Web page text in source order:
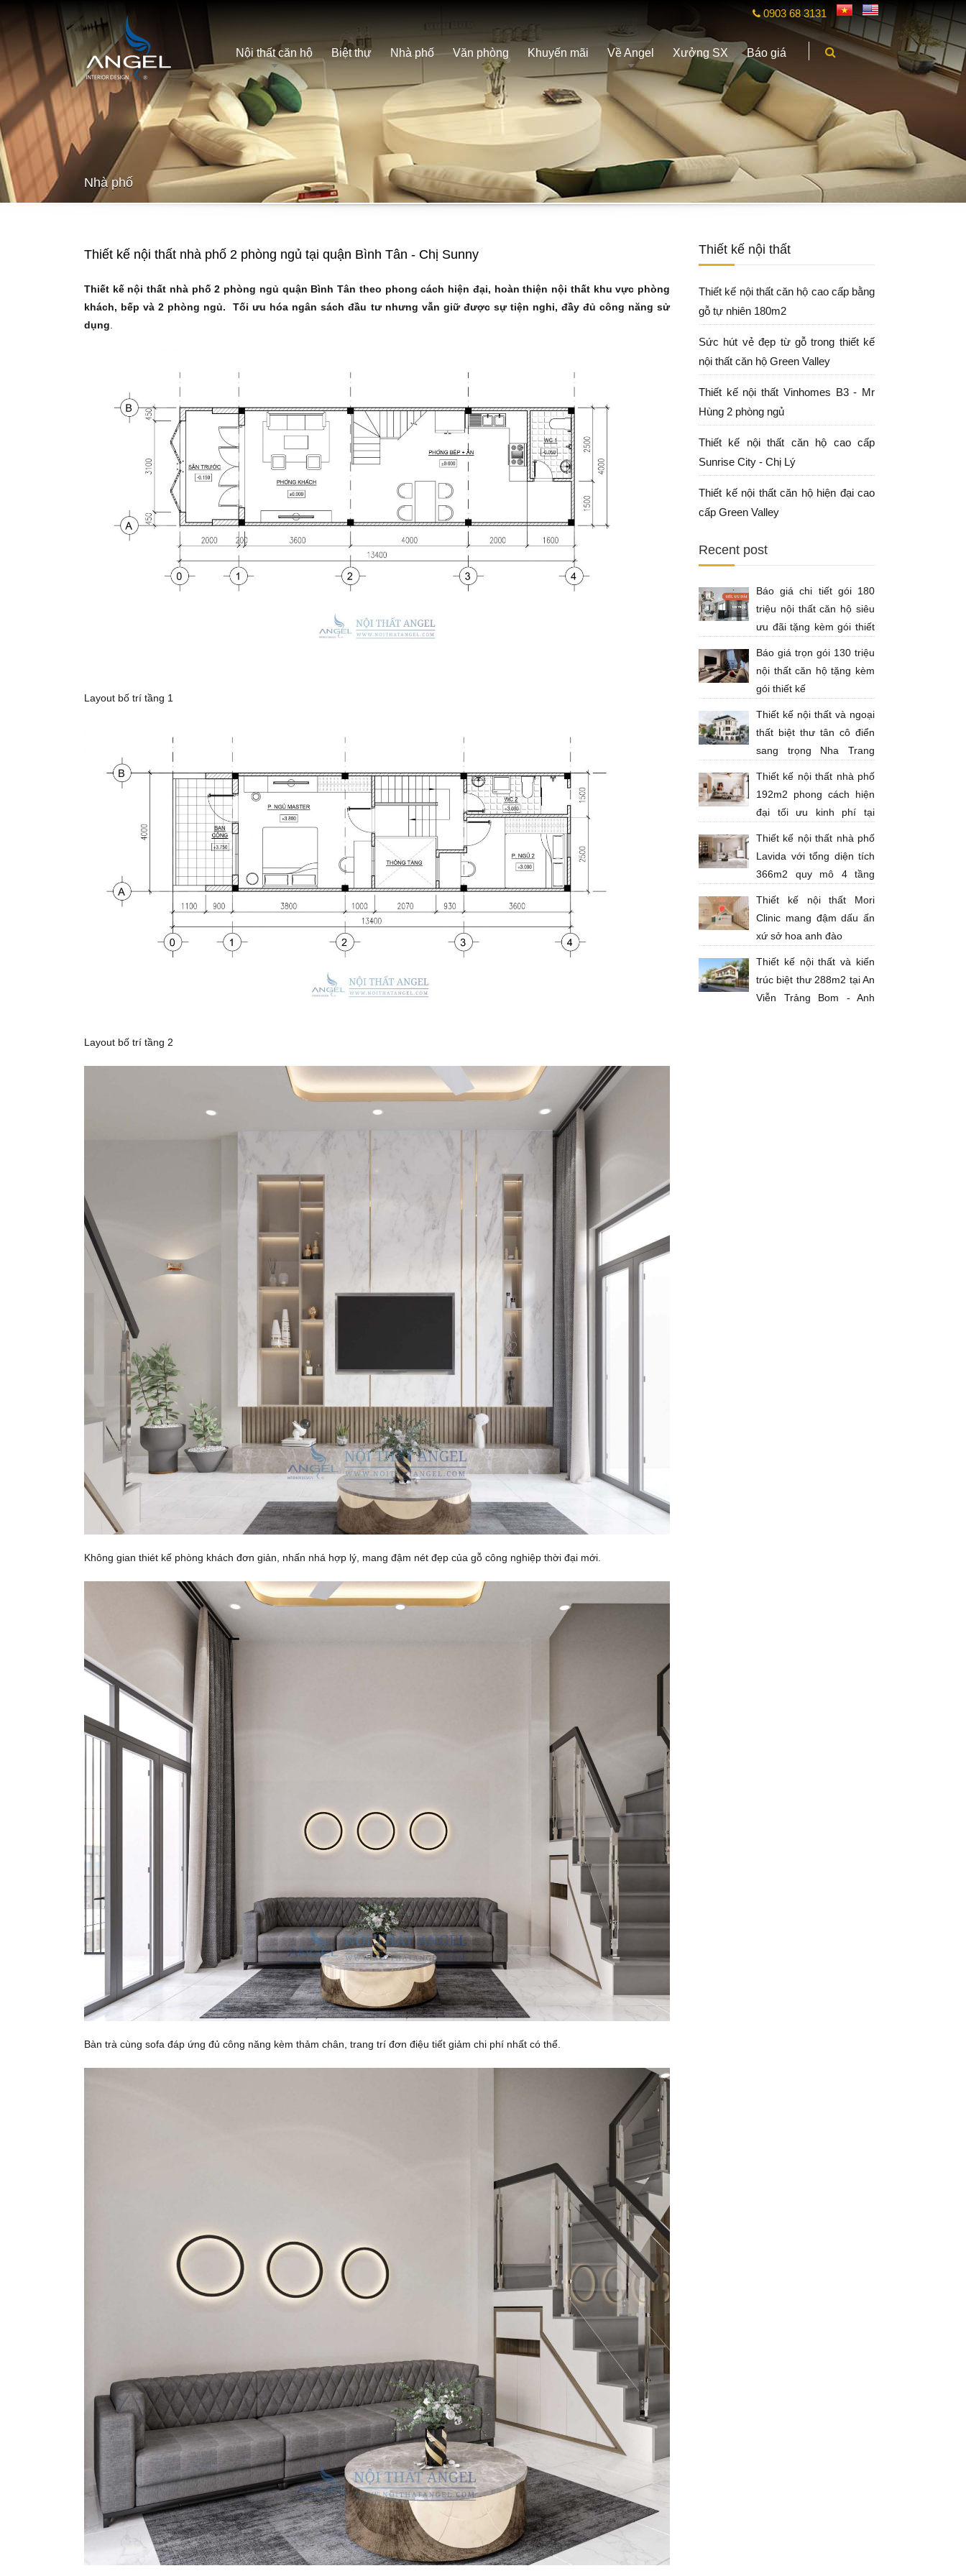
Nội thất căn hộ Biệt thự Nhà phố Văn phòng Khuyến mãi Về Angel Xưởng SX Báo giá
0903 68 3131
Nhà phố
Thiết kế nội thất nhà phố 2 phòng ngủ tại quận Bình Tân - Chị Sunny
Thiết kế nội thất nhà phố 2 phòng ngủ quận Bình Tân theo phong cách hiện đại, hoàn thiện nội thất khu vực phòng
khách, bếp và 2 phòng ngủ. Tối ưu hóa ngân sách đầu tư nhưng vẫn giữ được sự tiện nghi, đầy đủ công năng sử
dụng
Layout bố trí tầng 1
Layout bố trí tầng 2
Không gian thiét kế phòng khách đơn giản, nhấn nhá hợp lý, mang đậm nét đẹp của gỗ công nghiệp thời đại mới.
Bàn trà cùng sofa đáp ứng đủ công năng kèm thảm chân, trang trí đơn điệu tiết giảm chi phí nhất có thể.
Thiết kế nội thất
Thiết kế nội thất căn hộ cao cấp bằng
gỗ tự nhiên 180m2
Sức hút vẻ đẹp từ gỗ trong thiết kế
nội thất căn hộ Green Valley
Thiết kế nội thất Vinhomes B3 - Mr
Hùng 2 phòng ngủ
Thiết kế nội thất căn hộ cao cấp
Sunrise City - Chị Lý
Thiết kế nội thất căn hộ hiện đại cao
cấp Green Valley
Recent post
Báo giá chi tiết gói 180
triệu nội thất căn hộ siêu
ưu đãi tặng kèm gói thiết
Báo giá trọn gói 130 triệu
nội thất căn hộ tặng kèm
gói thiết kế
Thiết kế nội thất và ngoại
thất biệt thư tân cô điển
sang trọng Nha Trang
Thiết kế nội thất nhà phố
192m2 phong cách hiện
đại tối ưu kinh phí tại
Thiết kế nội thất nhà phố
Lavida với tổng diện tích
366m2 quy mô 4 tầng
sang trọng
Thiết kế nội thất Mori
Clinic mang đậm dấu ấn
xứ sở hoa anh đào
Thiết kế nội thất và kiến
trúc biệt thư 288m2 tại An
Viễn Trảng Bom - Anh